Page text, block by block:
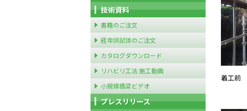
着工前
技術資料
書籍のご注文
経年供試体のご注文
カタログダウンロード
リハビリ工法 施工動画
小規模橋梁ビデオ
プレスリリース